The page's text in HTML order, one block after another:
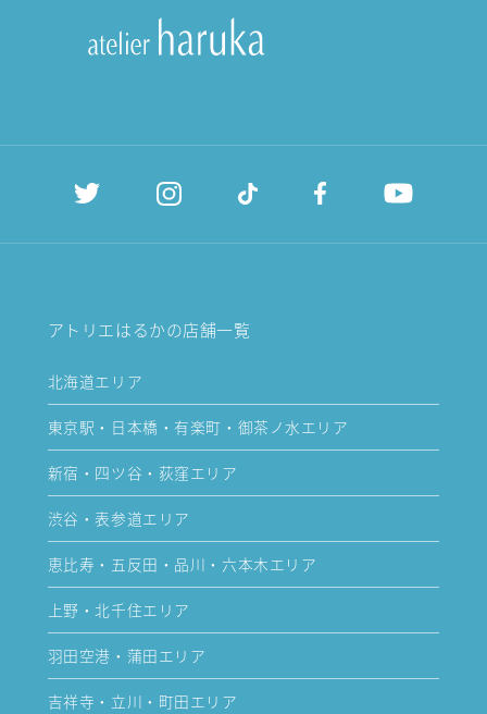
アトリエはるかの店舗一覧
北海道エリア
東京駅・日本橋・有楽町・御茶ノ水エリア
新宿・四ツ谷・荻窪エリア
渋谷・表参道エリア
恵比寿・五反田・品川・六本木エリア
上野・北千住エリア
羽田空港・蒲田エリア
吉祥寺・立川・町田エリア